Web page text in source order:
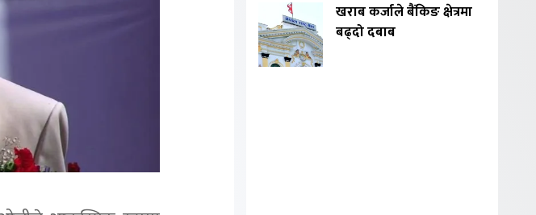
खराब कर्जाले बैंकिङ क्षेत्रमा
बढ्दो दबाब